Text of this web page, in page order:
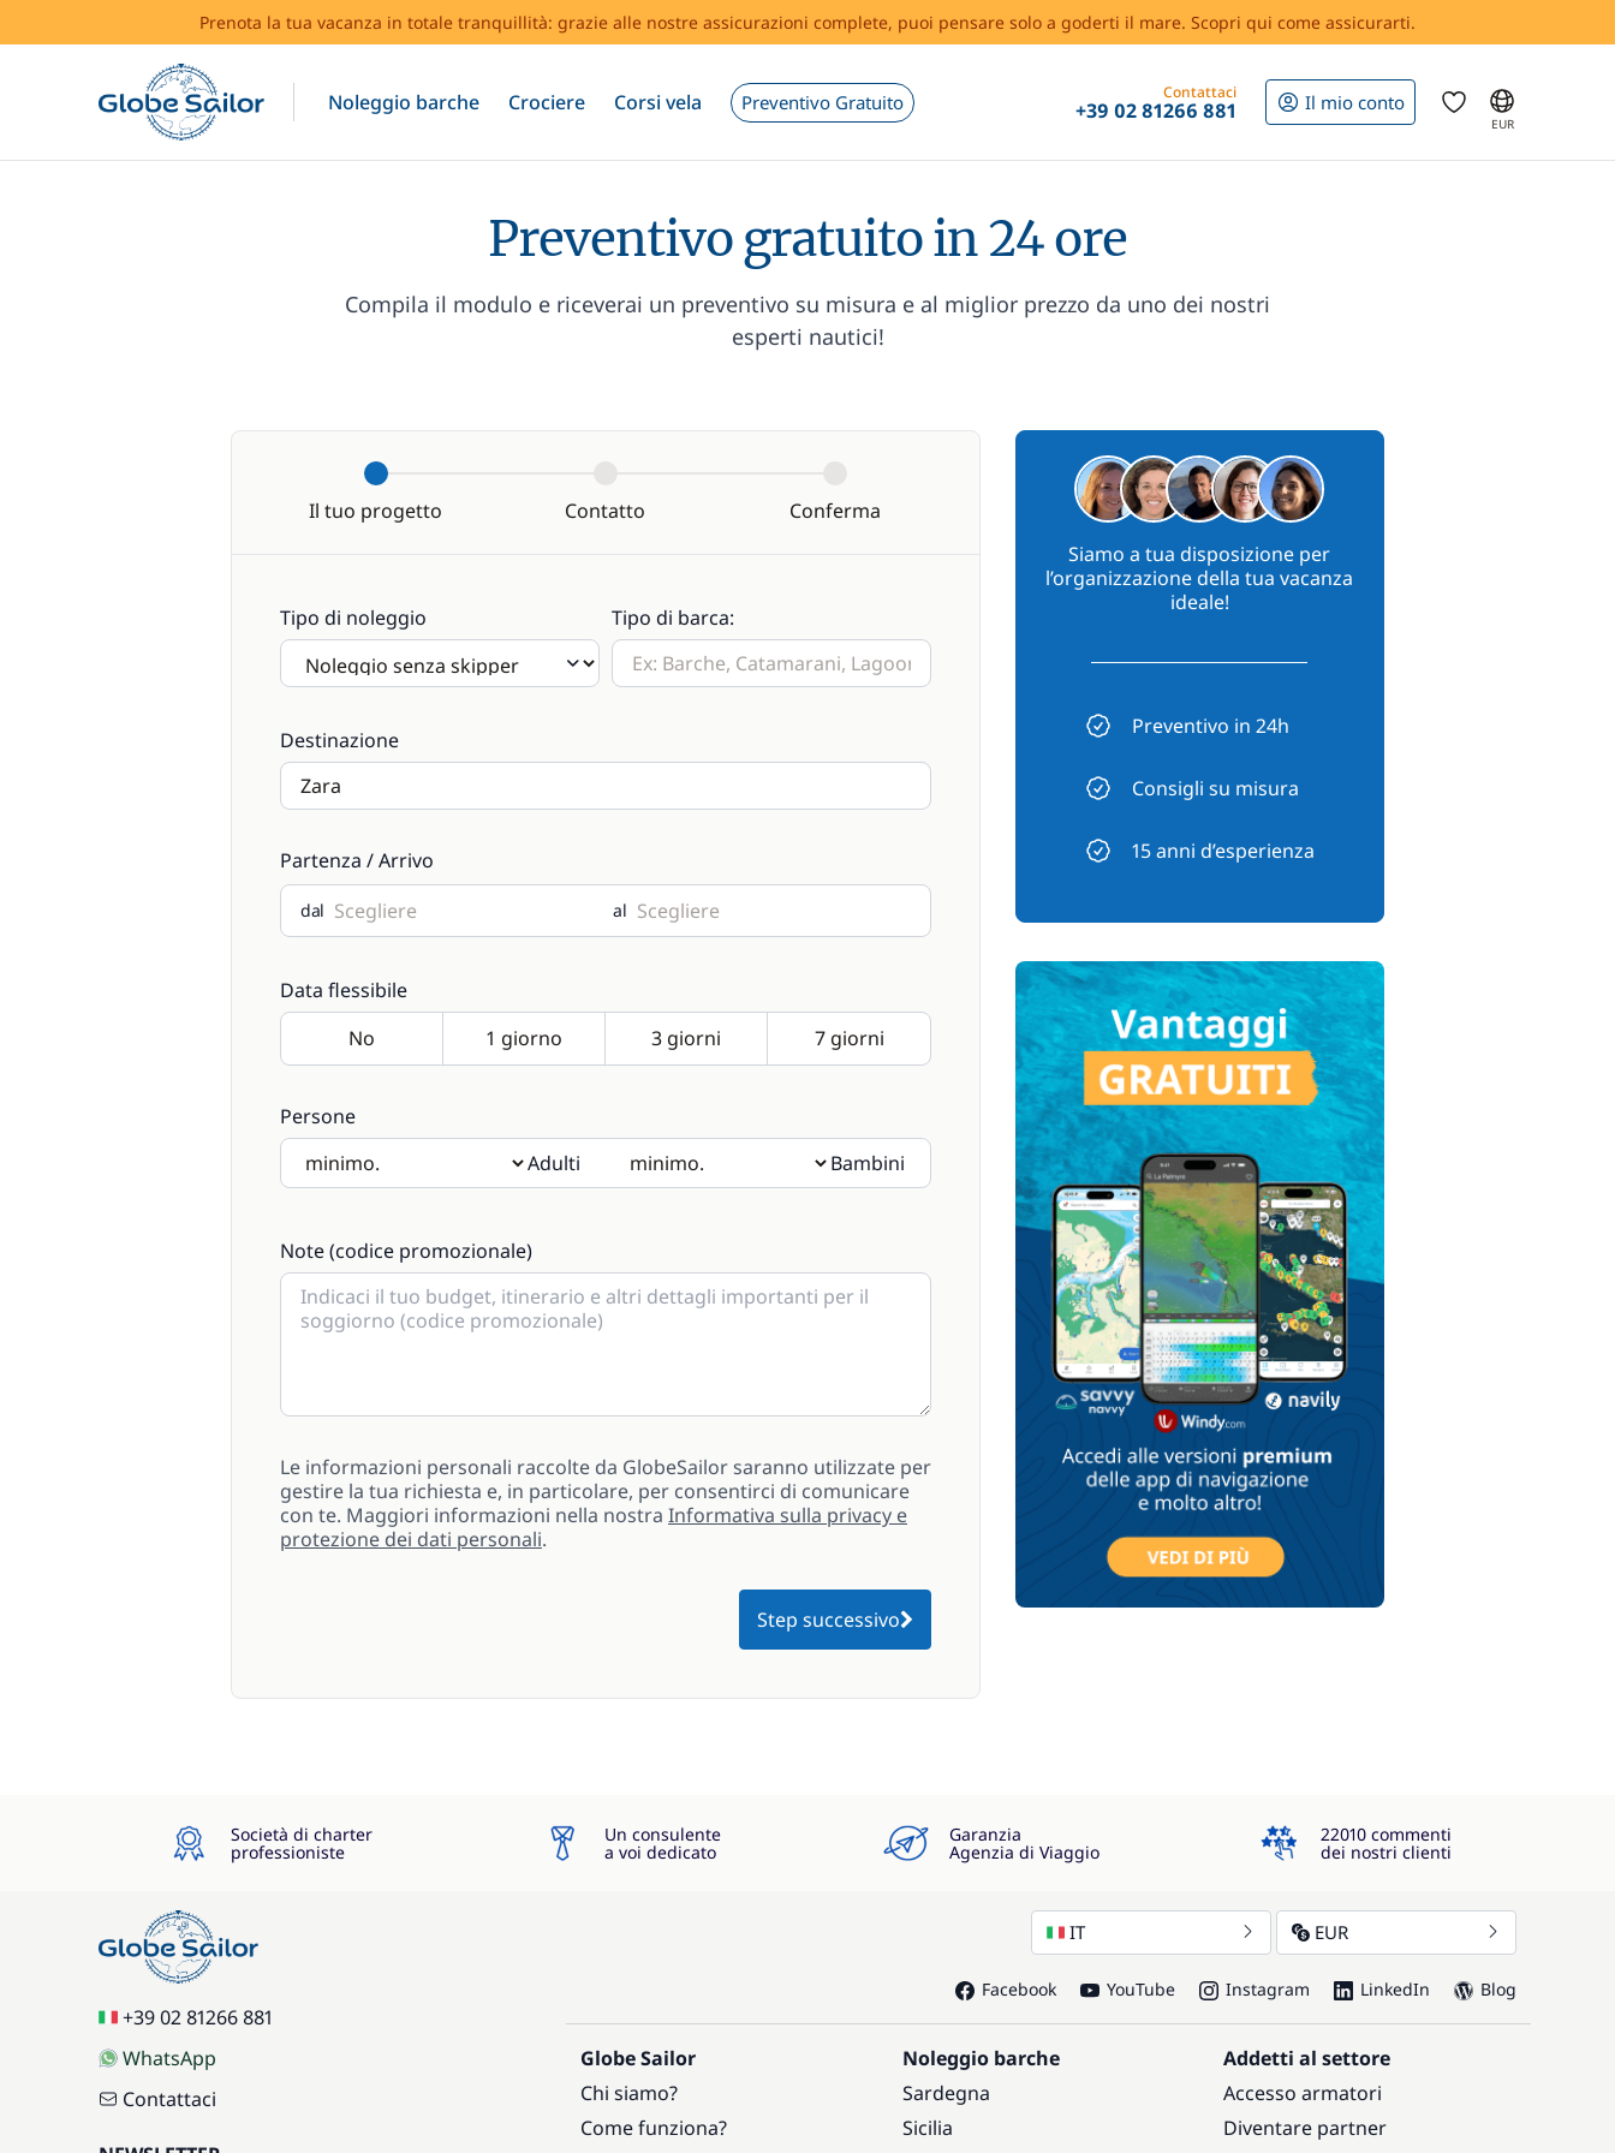
Prenota la tua vacanza in totale tranquillità: grazie alle nostre assicurazioni complete, puoi pensare solo a goderti il mare. Scopri qui come assicurarti.
Noleggio barche Crociere Corsi vela Preventivo Gratuito Contattaci
+39 02 81266 881 Il mio conto
EUR
Preventivo gratuito in 24 ore
Compila il modulo e riceverai un preventivo su misura e al miglior prezzo da uno dei nostri
esperti nautici!
Il tuo progetto Contatto Conferma
Tipo di noleggio Tipo di barca:
Destinazione
Partenza / Arrivo
dal al
Data flessibile
Persone
Adulti
Bambini
Note (codice promozionale)
Le informazioni personali raccolte da GlobeSailor saranno utilizzate per
gestire la tua richiesta e, in particolare, per consentirci di comunicare
con te. Maggiori informazioni nella nostra Informativa sulla privacy e
protezione dei dati personali.
Step successivo
Siamo a tua disposizione per
l’organizzazione della tua vacanza
ideale!
Preventivo in 24h
Consigli su misura
15 anni d’esperienza
Società di charter
professioniste
Un consulente
a voi dedicato
Garanzia
Agenzia di Viaggio
4.3
22010 commenti
dei nostri clienti
+39 02 81266 881
WhatsApp
Contattaci
IT EUR
Facebook YouTube Instagram LinkedIn Blog
Globe Sailor
Chi siamo?
Come funziona?
Noleggio barche
Sardegna
Sicilia
Addetti al settore
Accesso armatori
Diventare partner